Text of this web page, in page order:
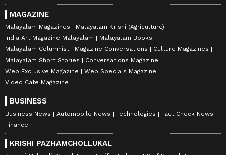
MAGAZINE
Malayalam Magazines
Malayalam Krishi (Agriculture)
India Art Magazine Malayalam
Malayalam Books
Malayalam Columnist
Magazine Conversations
Culture Magazines
Malayalam Short Stories
Conversations Magazine
Web Exclusive Magazine
Web Specials Magazine
Video Cafe Magazine
BUSINESS
Business News Automobile News Technologies
Fact Check News
Finance
KRISHI PAZHAMCHOLLUKAL